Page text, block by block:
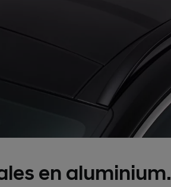
en aluminium.